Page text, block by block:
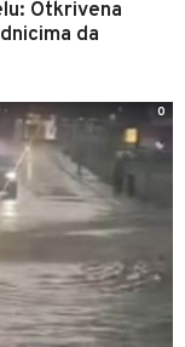
Otkrivena
da
0